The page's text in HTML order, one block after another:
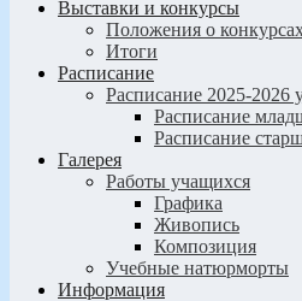
Выставки и конкурсы
Положения о
Итоги
Расписание
Расписание 2025-2026
Расписание
Расписание
Галерея
Работы учащихся
Графика
Живопись
Композиция
Учебные натюрморты
Информация